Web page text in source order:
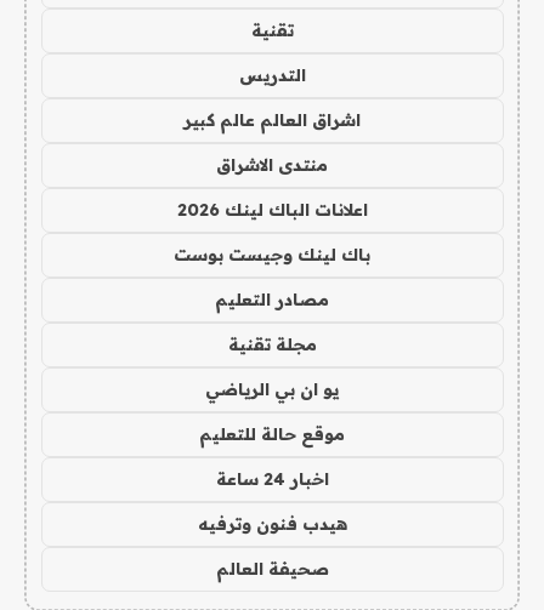
تقنية
التدريس
اشراق العالم عالم كبير
منتدى الاشراق
اعلانات الباك لينك 2026
باك لينك وجيست بوست
مصادر التعليم
مجلة تقنية
يو ان بي الرياضي
موقع حالة للتعليم
اخبار 24 ساعة
هيدب فنون وترفيه
صحيفة العالم